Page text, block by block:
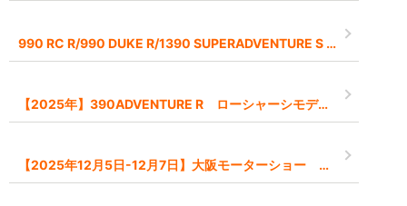
990 RC R/990 DUKE R/1390 SUPERADVENTURE S EVO 2026モデル予約受付中です
【2025年】390ADVENTURE R ローシャーシモデル【-45mm】
【2025年12月5日-12月7日】大阪モーターショー インポートブランドとして出展します